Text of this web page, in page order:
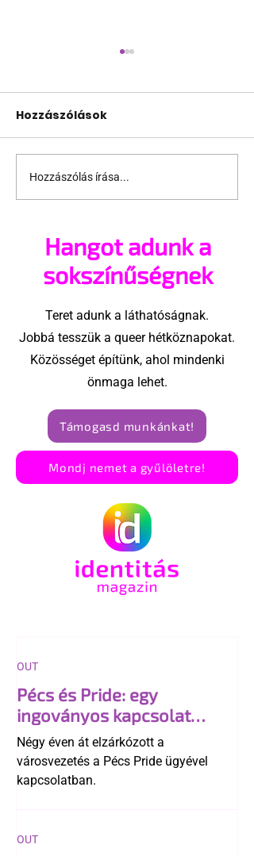
Támogathatsz és
ajánlhatsz: Te is részt
megvalósításában
Hozzászólások
Hozzászólás írása...
Hangot adunk a
sokszínűségnek
Teret adunk a láthatóságnak.
Jobbá tesszük a queer hétköznapokat.
Közösséget építünk, ahol mindenki
önmaga lehet.
Támogasd munkánkat!
Mondj nemet a gyűlöletre!
Pécs és Pride: egy
ingoványos kapcsolat
története
Négy éven át elzárkózott a
városvezetés a Pécs Pride ügyével
kapcsolatban.
OUT
OUT